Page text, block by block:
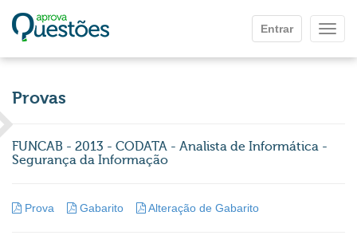
Entrar
Provas
FUNCAB - 2013 - CODATA - Analista de Informática -
Segurança da Informação
Prova Gabarito Alteração de Gabarito